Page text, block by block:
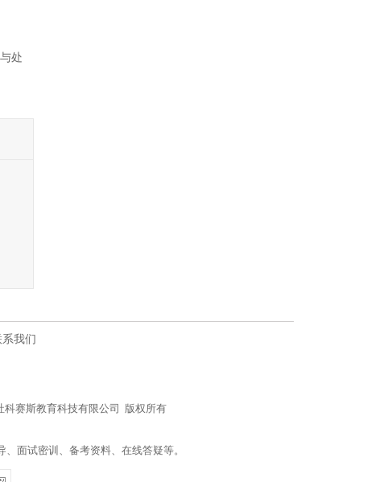
处
系我们
科赛斯教育科技有限公司 版权所有
面试密训、备考资料、在线答疑等。